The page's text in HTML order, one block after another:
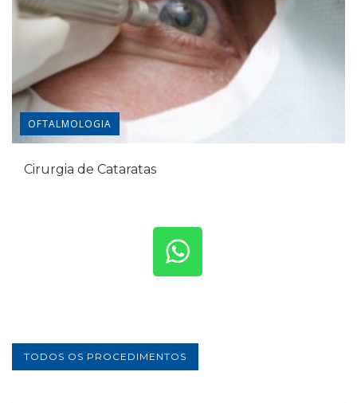
OFTALMOLOGIA
Cirurgia de Cataratas
TODOS OS PROCEDIMENTOS